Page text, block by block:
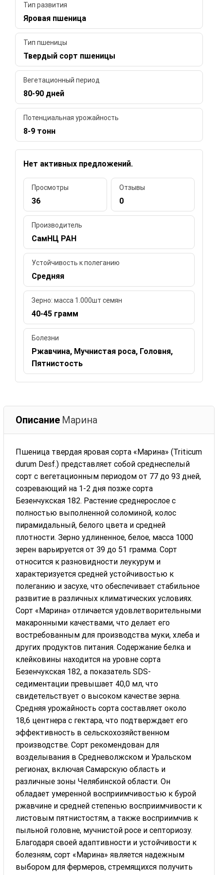
Тип развития
Яровая пшеница
Тип пшеницы
Твердый сорт пшеницы
Вегетационный период
80-90 дней
Потенциальная урожайность
8-9 тонн
Нет активных предложений.
Просмотры
36
Отзывы
0
Производитель
СамНЦ РАН
Устойчивость к полеганию
Средняя
Зерно: масса 1.000шт семян
40-45 грамм
Болезни
Ржавчина, Мучнистая роса, Головня,
Пятнистость
Описание Марина
Пшеница твердая яровая сорта «Марина» (Triticum
durum Desf.) представляет собой среднеспелый
сорт с вегетационным периодом от 77 до 93 дней,
созревающий на 1-2 дня позже сорта
Безенчукская 182. Растение среднерослое с
полностью выполненной соломиной, колос
пирамидальный, белого цвета и средней
плотности. Зерно удлиненное, белое, масса 1000
зерен варьируется от 39 до 51 грамма. Сорт
относится к разновидности леукурум и
характеризуется средней устойчивостью к
полеганию и засухе, что обеспечивает стабильное
развитие в различных климатических условиях.
Сорт «Марина» отличается удовлетворительными
макаронными качествами, что делает его
востребованным для производства муки, хлеба и
других продуктов питания. Содержание белка и
клейковины находится на уровне сорта
Безенчукская 182, а показатель SDS-
седиментации превышает 40,0 мл, что
свидетельствует о высоком качестве зерна.
Средняя урожайность сорта составляет около
18,6 центнера с гектара, что подтверждает его
эффективность в сельскохозяйственном
производстве. Сорт рекомендован для
возделывания в Средневолжском и Уральском
регионах, включая Самарскую область и
различные зоны Челябинской области. Он
обладает умеренной восприимчивостью к бурой
ржавчине и средней степенью восприимчивости к
листовым пятнистостям, а также восприимчив к
пыльной головне, мучнистой росе и септориозу.
Благодаря своей адаптивности и устойчивости к
болезням, сорт «Марина» является надежным
выбором для фермеров, стремящихся получить